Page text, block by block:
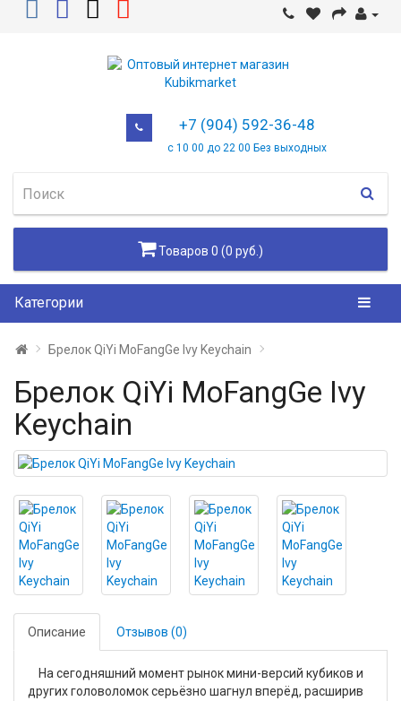
+7 (904) 592-36-48
с 10 00 до 22 00 Без выходных
Товаров 0 (0 руб.)
Категории
Брелок QiYi MoFangGe Ivy Keychain
Брелок QiYi MoFangGe Ivy
Keychain
Описание Отзывов (0)
На сегодняшний момент рынок мини-версий кубиков и
других головоломок серьёзно шагнул вперёд, расширив